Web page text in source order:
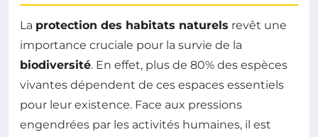
La protection des habitats naturels revêt une
importance cruciale pour la survie de la
biodiversité. En effet, plus de 80% des espèces
vivantes dépendent de ces espaces essentiels
pour leur existence. Face aux pressions
engendrées par les activités humaines, il est